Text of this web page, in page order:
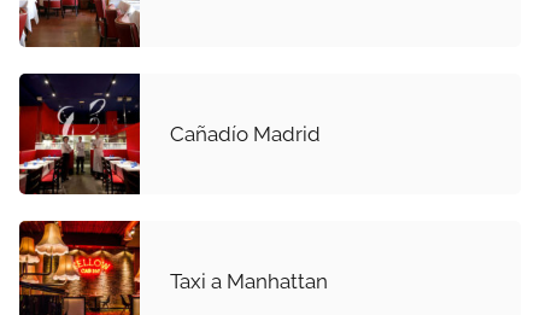
Cañadío Madrid
Taxi a Manhattan